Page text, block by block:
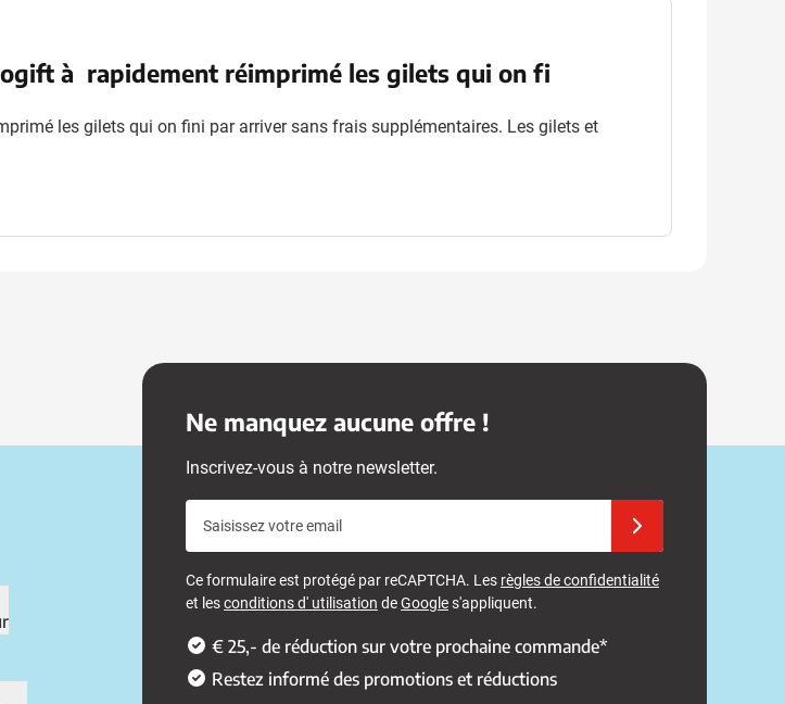
à rapidement réimprimé les gilets qui on fi
les gilets qui on fini par arriver sans frais supplémentaires. Les gilets et
Ne manquez aucune offre !
Inscrivez-vous à notre newsletter.
Ce formulaire est protégé par reCAPTCHA. Les règles de confidentialité
et lesconditions d' utilisation deGoogles'appliquent.
€ 25,- de réduction sur votre prochaine commande*
Restez informé des promotions et réductions